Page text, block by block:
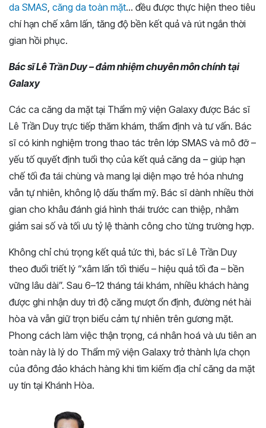
da SMAS căng da toàn mặt… đều được thực hiện theo tiêu
chí hạn chế xâm lấn, tăng độ bền kết quả và rút ngắn thời
gian hồi phục.
Bác sĩ Lê Trần Duy – đảm nhiệm chuyên môn chính tại
Galaxy
Các ca căng da mặt tại Thẩm mỹ viện Galaxy được Bác sĩ
Lê Trần Duy trực tiếp thăm khám, thẩm định và tư vấn. Bác
sĩ có kinh nghiệm trong thao tác trên lớp SMAS và mô đỡ –
yếu tố quyết định tuổi thọ của kết quả căng da – giúp hạn
chế tối đa tái chùng và mang lại diện mạo trẻ hóa nhưng
vẫn tự nhiên, không lộ dấu thẩm mỹ. Bác sĩ dành nhiều thời
gian cho khâu đánh giá hình thái trước can thiệp, nhằm
giảm sai số và tối ưu tỷ lệ thành công cho từng trường hợp.
Không chỉ chú trọng kết quả tức thì, bác sĩ Lê Trần Duy
theo đuổi triết lý “xâm lấn tối thiểu – hiệu quả tối đa – bền
vững lâu dài”. Sau 6–12 tháng tái khám, nhiều khách hàng
được ghi nhận duy trì độ căng mượt ổn định, đường nét hài
hòa và vẫn giữ trọn biểu cảm tự nhiên trên gương mặt.
Phong cách làm việc thận trọng, cá nhân hoá và ưu tiên an
toàn này là lý do Thẩm mỹ viện Galaxy trở thành lựa chọn
của đông đảo khách hàng khi tìm kiếm địa chỉ căng da mặt
uy tín tại Khánh Hòa.